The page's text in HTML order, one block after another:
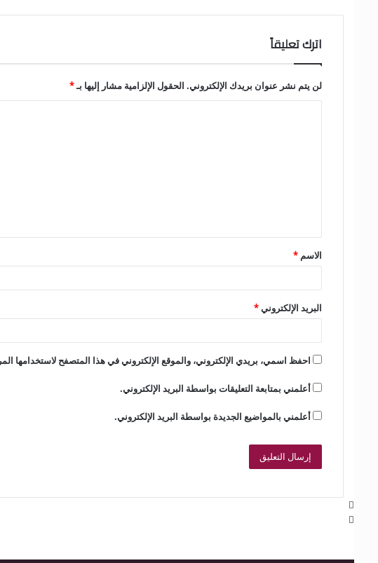
اترك تعليقاً
لن يتم نشر عنوان بريدك الإلكتروني. الحقول الإلزامية مشار إليها بـ*
ق
*
الاسم *
البريد الإلكتروني*
احفظ اسمي، بريدي الإلكتروني، والموقع الإلكتروني في هذا المتصفح لاستخدامها
أعلمني بمتابعة التعليقات بواسطة البريد الإلكتروني.
أعلمني بالمواضيع الجديدة بواسطة البريد الإلكتروني.